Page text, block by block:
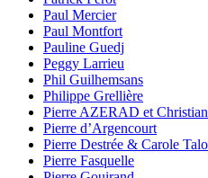
Paul Mercier
Paul Montfort
Pauline Guedj
Peggy Larrieu
Phil Guilhemsans
Philippe Grellière
Pierre AZERAD et
Pierre d’Argencourt
Pierre Destrée & Carole
Pierre Fasquelle